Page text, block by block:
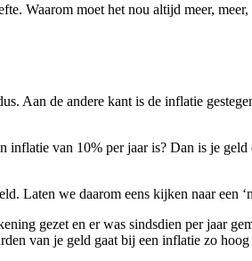
Waarom moet het nou altijd meer,
Aan de andere kant is de inflatie
inflatie van 10% per jaar is? Dan is je
Laten we daarom eens kijken naar een
gezet en er was sindsdien per jaar
van je geld gaat bij een inflatie zo hoog